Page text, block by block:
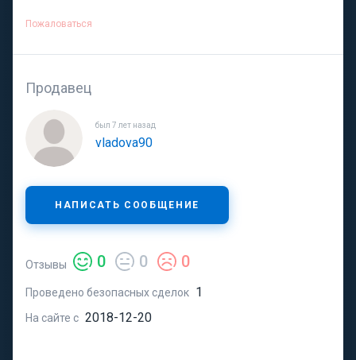
Пожаловаться
Продавец
был 7 лет назад
vladova90
НАПИСАТЬ СООБЩЕНИЕ
Отзывы 0 0 0
Проведено безопасных сделок 1
На сайте с 2018-12-20